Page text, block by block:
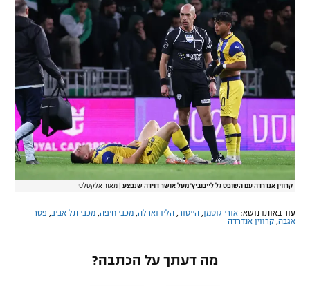
קרווין אנדרדה עם השופט גל לייבוביץ' מעל אושר דוידה שנפצע מאור אלקסלסי
עוד באותו נושא: אורי גוטמן, הייטור, הליו וארלה, מכבי חיפה, מכבי תל אביב, פטר
אגבה, קרווין אנדרדה
מה דעתך על הכתבה?